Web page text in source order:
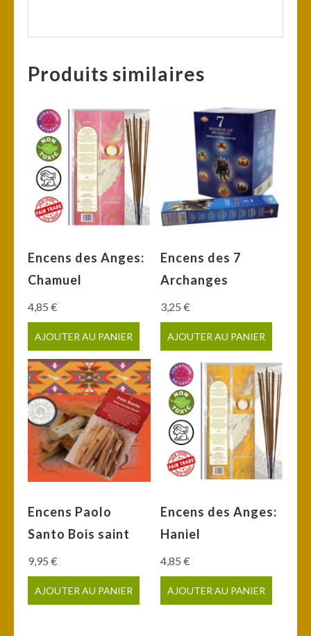
Produits similaires
Encens des Anges:
Chamuel
4,85 €
AJOUTER AU PANIER
Encens des 7
Archanges
3,25€
AJOUTER AU PANIER
Encens Paolo
Santo Bois saint
9,95 €
AJOUTER AU PANIER
Encens des Anges:
Haniel
4,85€
AJOUTER AU PANIER